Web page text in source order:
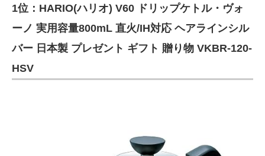
1位：HARIO(ハリオ) V60 ドリップケトル・ヴォ
ーノ 実用容量800mL 直火/IH対応 ヘアラインシル
バー 日本製 プレゼント ギフト 贈り物 VKBR-120-
HSV